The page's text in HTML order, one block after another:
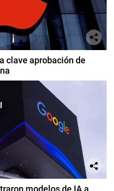
clave aprobación de
modelos de IA a